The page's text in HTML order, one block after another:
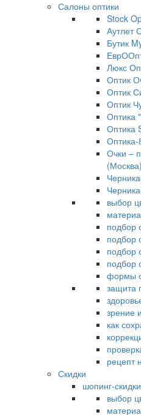
Салоны оптики
Stock
Аутлет
Бутик
Люкс
Оптик
Оптик
Оптик
Оптика
Оптика
Очки –
(Москва)
выбор
подбор
подбор
подбор
подбор
формы
защита
зрение
как
рецепт
Скидки
шопинг-
выбор